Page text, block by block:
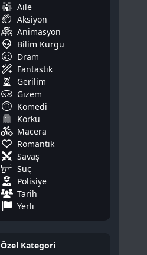
Aile
Aksiyon
Animasyon
Bilim Kurgu
Dram
Fantastik
Gerilim
Gizem
Komedi
Korku
Macera
Romantik
Savaş
Suç
Polisiye
Tarih
Yerli
Özel Kategori